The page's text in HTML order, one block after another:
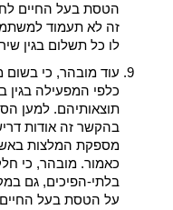
הטסת בעל החיים
זה לא תעמוד
לו כל תשלום בגין
עוד מובהר, כי
כלפי המפעילה בגין
תוצאותיהם. למען
בהקשר זה אודות
מספקת המלצות
כאמור. מובהר, כי
בלתי-הפיכים, גם
על הטסת בעל